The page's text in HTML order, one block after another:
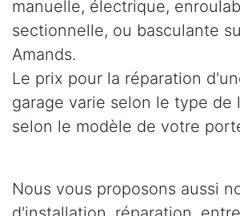
manuelle, électrique,
sectionnelle, ou basculante
Amands.
Le prix pour la réparation
garage varie selon le type de
selon le modèle de votre
Nous vous proposons aussi